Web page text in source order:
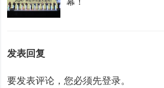
发表回复
要发表评论，您必须先登录。